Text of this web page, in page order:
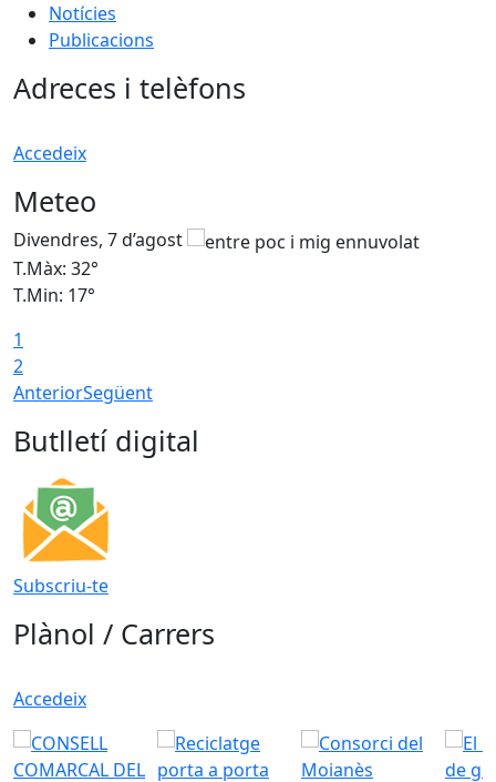
Notícies
Publicacions
Adreces i telèfons
Accedeix
Meteo
Divendres, 7 d’agost
T.Màx: 32°
T.Min: 17°
1
2
AnteriorSegüent
Butlletí digital
Subscriu-te
Plànol / Carrers
Accedeix